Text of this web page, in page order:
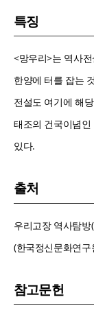
특징
<망우리>는 역사
한양에 터를 잡는
전설도 여기에 해
태조의 건국이념
있다.
출처
우리고장 역사탐방
(한국정신문화연
참고문헌